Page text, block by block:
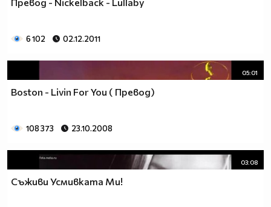
6 102 02.12.2011
05:01
Boston - Livin For You ( Превод)
108 373 23.10.2008
03:08
Съживи Усмивката Ми!